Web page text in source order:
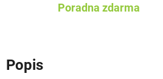
Poradna zdarma
Popis